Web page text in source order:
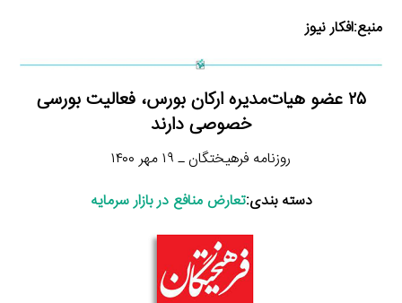
منبع:افکار نیوز
۲۵ عضو هیات‌مدیره ارکان بورس، فعالیت بورسی
خصوصی دارند
روزنامه فرهیختگان ـ ۱۹ مهر ۱۴۰۰
دسته بندی:تعارض منافع در بازار سرمایه